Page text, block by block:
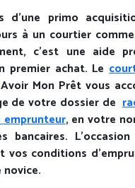
d’une primo
à un courtier
c’est une aide
premier achat. Le
Mon Prêt vous
de votre dossier de
emprunteur, en votre
bancaires.
vos conditions